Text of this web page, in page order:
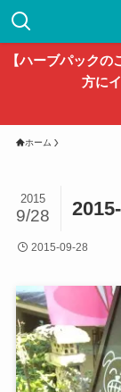
【ハーブパック
方に
ホーム
2015
9/28
2015-09-28